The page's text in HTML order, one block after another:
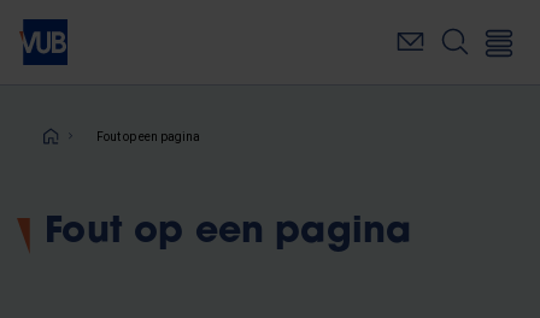
Overslaan
naar
inhoudKruimelpad
Fout op een pagina
Fout op een pagina